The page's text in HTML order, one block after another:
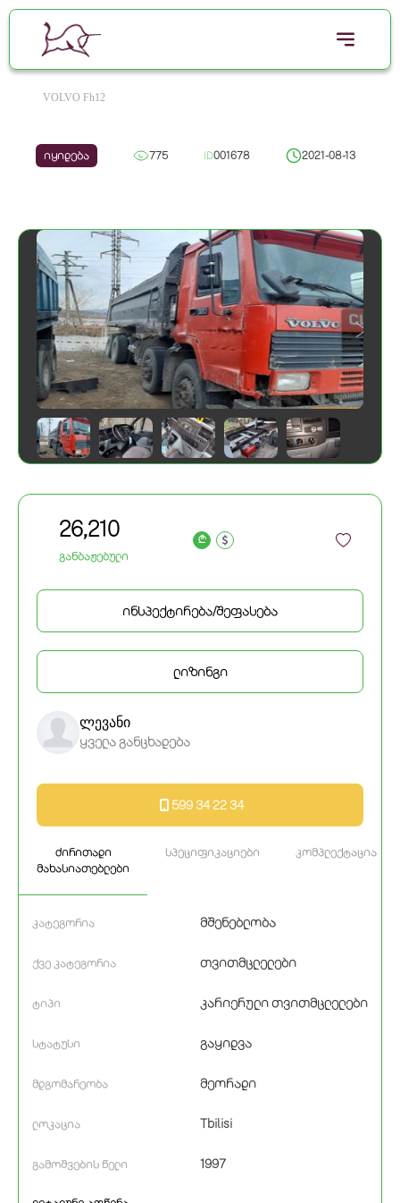
VOLVO Fh12
იყიდება 775 ID001678 2021-08-13
26,210
განბაჟებული
a
ძირითადი
მახასიათებლები
სპეციფიკაციები კომპლექტაცია
კატეგორია მშენებლობა
ქვე კატეგორია თვითმცლელები
ტიპი კარიერული თვითმცლელები
სტატუსი გაყიდვა
მდგომარეობა მეორადი
ლოკაცია Tbilisi
გამოშვების წელი 1997
ინსპექტირება/შეფასება
ლიზინგი
ლევანი
ყველა განცხადება
599 34 22 34